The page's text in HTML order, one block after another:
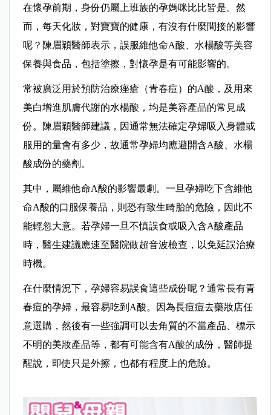
在懷孕前期，身份仍屬上班族的孕媽咪比比皆是。然
而，每天化妝，對寶寶的健康，有沒有什麼間接的影響
呢？陳眉穎醫師表示，誤服維他命A酸、水楊酸等美容
保養與食品，包括塗擦，對懷孕是有可能影響的。
常被廣泛用於預防治療痤瘡（青春痘）的A酸，及用來
美白增進肌膚代謝的水楊酸，均是美容產品的常見成
份。陳眉穎醫師建議，因通常無法確定孕婦吸入身體或
服用的量會有多少，故通常孕婦均應避開含A酸、水楊
酸成份的藥劑。
其中，屬維他命A酸的影響最劇。一旦孕婦吃下含維他
命A酸的口服保養品，則恐有致生畸胎的危險，因此不
能輕忽大意。若孕婦一旦不慎誤食或吸入含A酸產品
時，醫生建議應速至醫院做超音波檢查，以免延誤治療
時機。
在什麼情況下，孕婦容易誤食這些成份呢？通常長有青
春痘的孕婦，最容易吃到A酸。因為長痘痘去藥妝店任
意選購，然後有一些強調可以去角質的不當產品、標示
不明的美妝產品等，都有可能含有A酸的成份，醫師提
醒說，即使只是外擦，也都有程度上的危險。